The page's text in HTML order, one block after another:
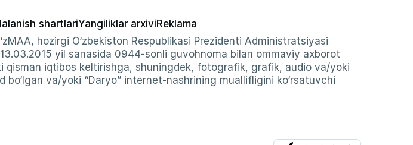
shartlariYangiliklar arxiviReklama
hozirgi O‘zbekiston Respublikasi Prezidenti Administratsiyasi
yil sanasida 0944-sonli guvohnoma bilan ommaviy axborot
qisman iqtibos keltirishga, shuningdek, fotografik, grafik, audio va/yoki
va/yoki “Daryo” internet-nashrining muallifligini ko‘rsatuvchi